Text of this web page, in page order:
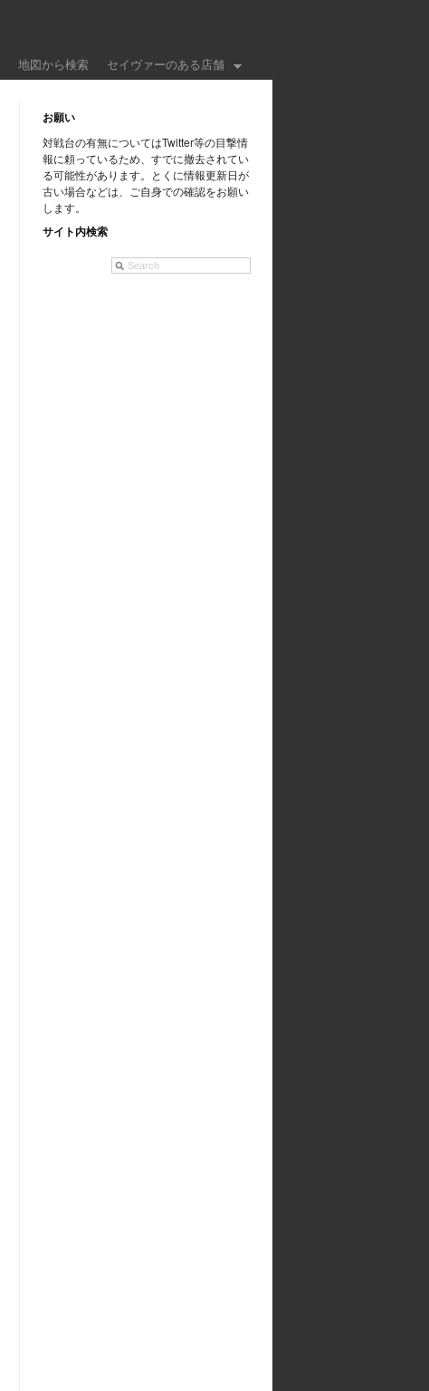
地図から検索 セイヴァーのある店舗
お願い
対戦台の有無についてはTwitter等の目撃情
報に頼っているため、すでに撤去されてい
る可能性があります。とくに情報更新日が
古い場合などは、ご自身での確認をお願い
します。
サイト内検索